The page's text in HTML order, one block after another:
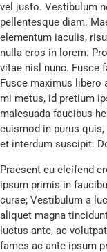
vel justo. Vestibulum
pellentesque diam.
elementum iaculis,
nulla eros in lorem.
vitae nisl nunc. Fusce
Fusce maximus libero
mi metus, id pretium
malesuada faucibus
euismod in purus
et interdum suscipit.
Praesent eu eleifend
ipsum primis in
curae; Vestibulum a
aliquet magna
luctus ante, ac
fames ac ante ipsum